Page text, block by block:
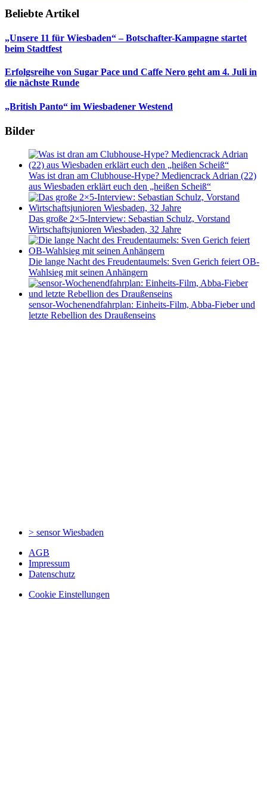
Beliebte Artikel
„Unsere 11 für Wiesbaden“ – Botschafter-Kampagne startet
beim Stadtfest
Erfolgsreihe von Sugar Pace und Caffe Nero geht am 4. Juli in
die nächste Runde
„British Panto“ im Wiesbadener Westend
Bilder
Was ist dran am Clubhouse-Hype? Mediencrack Adrian (22)
aus Wiesbaden erklärt euch den „heißen Scheiß“
Das große 2×5-Interview: Sebastian Schulz, Vorstand
Wirtschaftsjunioren Wiesbaden, 32 Jahre
Die lange Nacht des Freudentaumels: Sven Gerich feiert OB-
Wahlsieg mit seinen Anhängern
sensor-Wochenendfahrplan: Einheits-Film, Abba-Fieber und
letzte Rebellion des Draußenseins
> sensorWiesbaden
AGB
Impressum
Datenschutz
Cookie Einstellungen